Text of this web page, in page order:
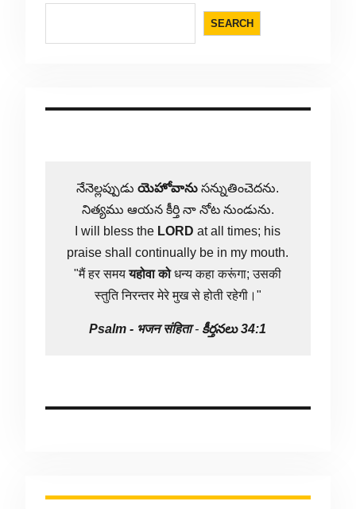
SEARCH
నేనెల్లప్పుడుయెహోవాను సన్నుతించెదను.
నిత్యము ఆయన కీర్తి నా నోట నుండును.
I will bless the LORD at all times; his
praise shall continually be in my mouth.
"मैं हर समययहोवा कोधन्य कहा करूंगा; उसकी
स्तुति निरन्तर मेरे मुख से होती रहेगी।"
Psalm - भजन संहिता- కీర్తనలు 34:1